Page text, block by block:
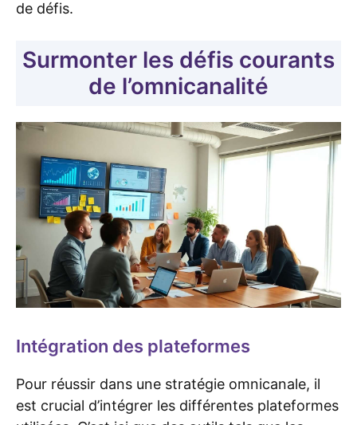
de défis.
Surmonter les défis courants
de l’omnicanalité
Intégration des plateformes
Pour réussir dans une stratégie omnicanale, il
est crucial d’intégrer les différentes plateformes